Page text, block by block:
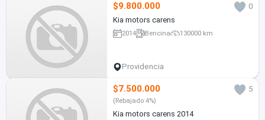
$9.800.000
0
Kia motors carens
2014 Bencina 130000 km
Providencia
$7.500.000 5
(Rebajado 4%)
Kia motors carens 2014